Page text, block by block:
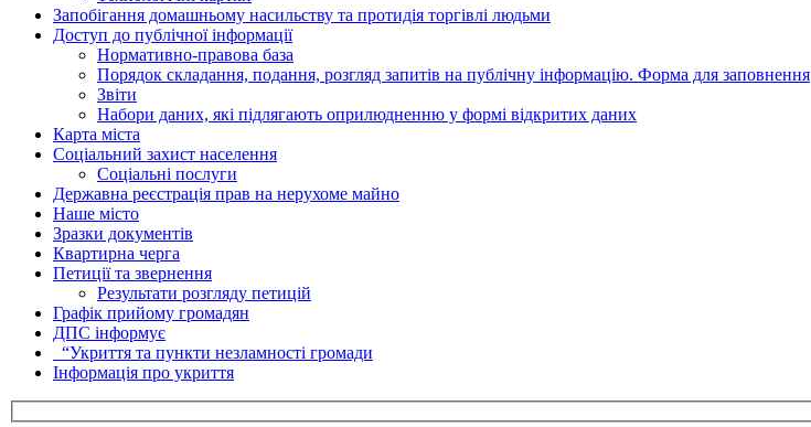
Запобігання домашньому насильству та протидія торгівлі людьми
Доступ до публічної інформації
Нормативно-правова база
Порядок складання, подання, розгляд запитів на публічну інформацію. Форма для заповнення
Звіти
Набори даних, які підлягають оприлюдненню у формі відкритих даних
Карта міста
Соціальний захист населення
Соціальні послуги
Державна реєстрація прав на нерухоме майно
Наше місто
Зразки документів
Квартирна черга
Петиції та звернення
Результати розгляду петицій
Графік прийому громадян
ДПС інформує
“Укриття та пункти незламності громади
Інформація про укриття